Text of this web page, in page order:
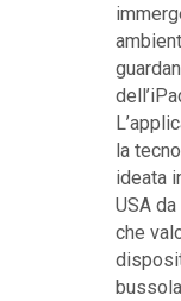
la
ideata
USA
che